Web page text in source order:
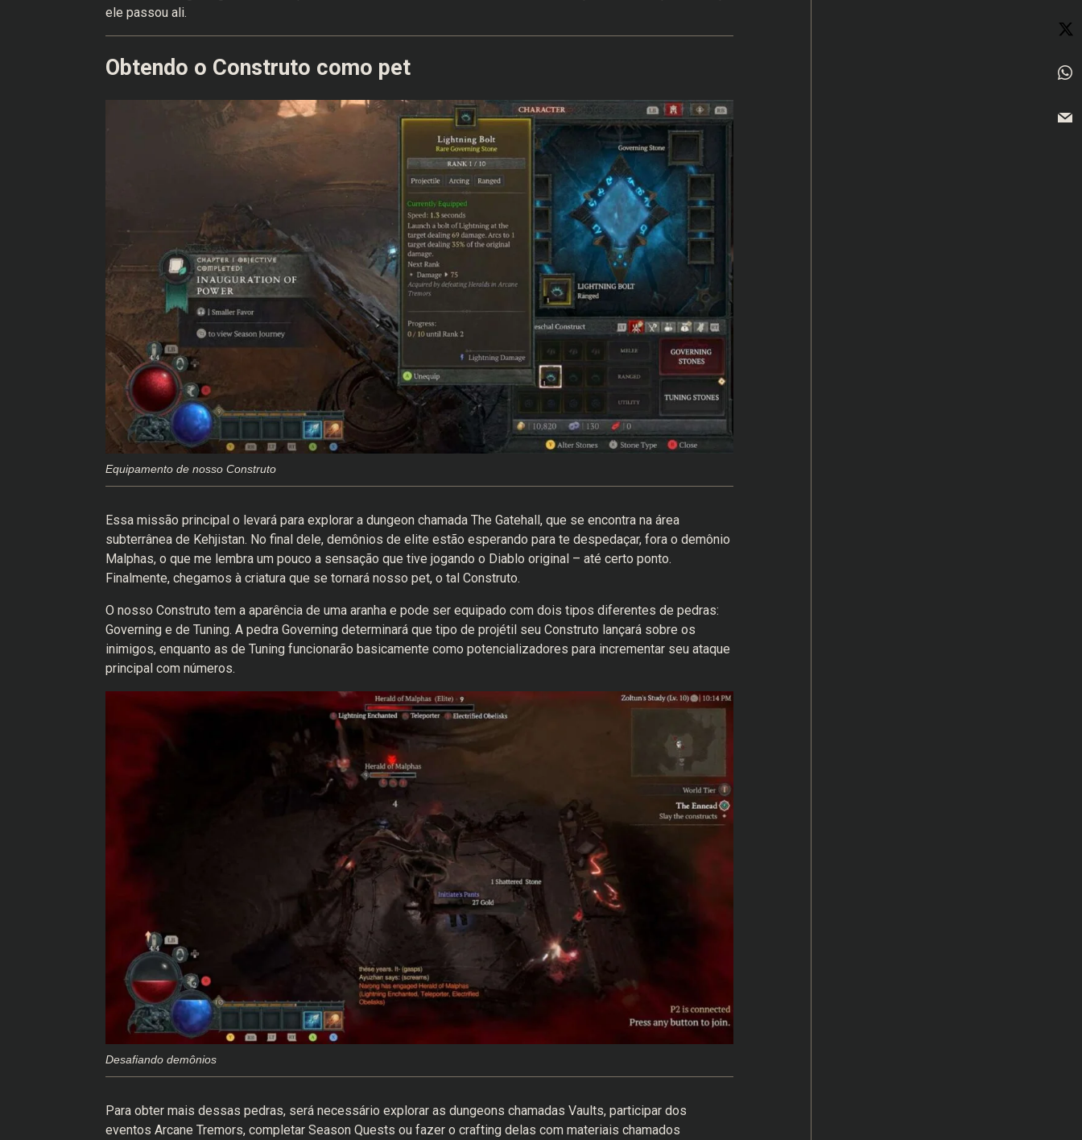
ele passou ali.
Obtendo o Construto como pet
Equipamento de nosso Construto
Essa missão principal o levará para explorar a dungeon chamada The Gatehall, que se encontra na área
subterrânea de Kehjistan. No final dele, demônios de elite estão esperando para te despedaçar, fora o demônio
Malphas, o que me lembra um pouco a sensação que tive jogando o Diablo original – até certo ponto.
Finalmente, chegamos à criatura que se tornará nosso pet, o tal Construto.
O nosso Construto tem a aparência de uma aranha e pode ser equipado com dois tipos diferentes de pedras:
Governing e de Tuning. A pedra Governing determinará que tipo de projétil seu Construto lançará sobre os
inimigos, enquanto as de Tuning funcionarão basicamente como potencializadores para incrementar seu ataque
principal com números.
Desafiando demônios
Para obter mais dessas pedras, será necessário explorar as dungeons chamadas Vaults, participar dos
eventos Arcane Tremors, completar Season Quests ou fazer o crafting delas com materiais chamados